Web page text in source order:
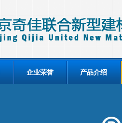
企业荣誉 产品介绍